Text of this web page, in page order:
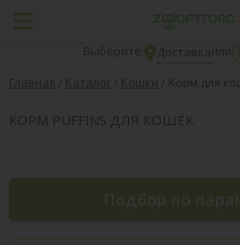
Выберите: Доставкаили
Главная / Каталог / Кошки / Корм для
КОРМ PUFFINS ДЛЯ КОШЕК
Подбор по